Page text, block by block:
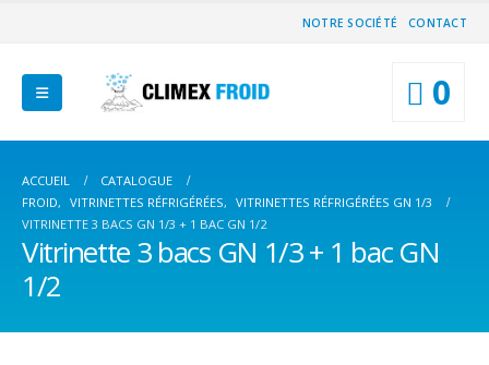
NOTRE SOCIÉTÉ CONTACT
0
ACCUEIL
CATALOGUE
FROID, VITRINETTES RÉFRIGÉRÉES, VITRINETTES RÉFRIGÉRÉES GN 1/3
VITRINETTE 3 BACS GN 1/3 + 1 BAC GN 1/2
Vitrinette 3 bacs GN 1/3 + 1 bac GN
1/2